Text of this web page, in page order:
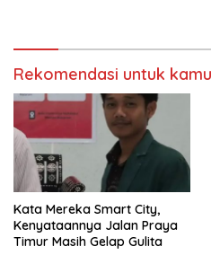
Rekomendasi untuk kamu
Kata Mereka Smart City,
Kenyataannya Jalan Praya
Timur Masih Gelap Gulita